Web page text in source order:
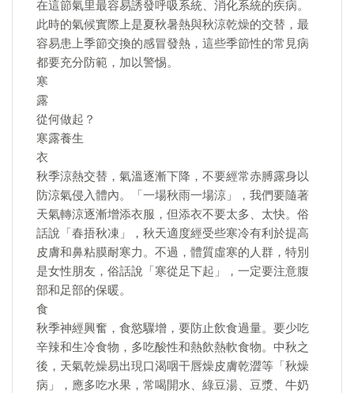
在這節氣里最容易誘發呼吸系統、消化系統的疾病。
此時的氣候實際上是夏秋暑熱與秋涼乾燥的交替，最
容易患上季節交換的感冒發熱，這些季節性的常見病
都要充分防範，加以警惕。
寒
露
從何做起？
寒露養生
衣
秋季涼熱交替，氣溫逐漸下降，不要經常赤膊露身以
防涼氣侵入體內。「一場秋雨一場涼」，我們要隨著
天氣轉涼逐漸增添衣服，但添衣不要太多、太快。俗
話說「春捂秋凍」，秋天適度經受些寒冷有利於提高
皮膚和鼻粘膜耐寒力。不過，體質虛寒的人群，特別
是女性朋友，俗話說「寒從足下起」，一定要注意腹
部和足部的保暖。
食
秋季神經興奮，食慾驟增，要防止飲食過量。要少吃
辛辣和生冷食物，多吃酸性和熱飲熱軟食物。中秋之
後，天氣乾燥易出現口渴咽干唇燥皮膚乾澀等「秋燥
病」，應多吃水果，常喝開水、綠豆湯、豆漿、牛奶